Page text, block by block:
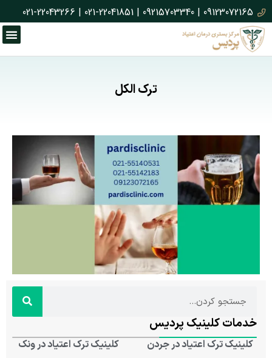
09123072165
|
09215703340
|
021-22041851
|
021-22043266
ترک الکل
خدمات کلینیک پردیس
کلینیک ترک اعتیاد در جردن
کلینیک ترک اعتیاد در ونک